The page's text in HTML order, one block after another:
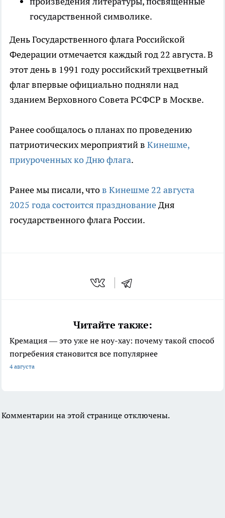
государственной символике.
День Государственного флага Российской
Федерации отмечается каждый год 22 августа. В
этот день в 1991 году российский трехцветный
флаг впервые официально подняли над
зданием Верховного Совета РСФСР в Москве.
Ранее сообщалось о планах по проведению
патриотических мероприятий в Кинешме,
приуроченных ко Дню флага.
Ранее мы писали, чтов Кинешме 22 августа
2025 года состоится празднованиеДня
государственного флага России.
Читайте также:
Кремация — это уже не ноу-хау: почему такой способ
погребения становится все популярнее
4 августа
Комментарии на этой странице отключены.